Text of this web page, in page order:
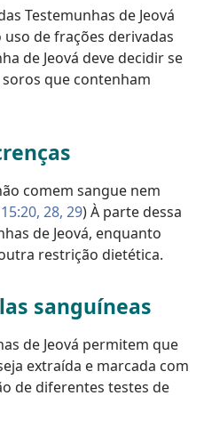
Testemunhas de Jeová
de frações derivadas
de Jeová deve decidir se
que contenham
comem sangue nem
28, 29) À parte dessa
de Jeová, enquanto
restrição dietética.
sanguíneas
de Jeová permitem que
extraída e marcada com
de diferentes testes de